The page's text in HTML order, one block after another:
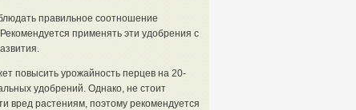
правильное соотношение
применять эти удобрения с
повысить урожайность перцев на 20-
удобрений. Однако, не стоит
вред растениям, поэтому рекомендуется